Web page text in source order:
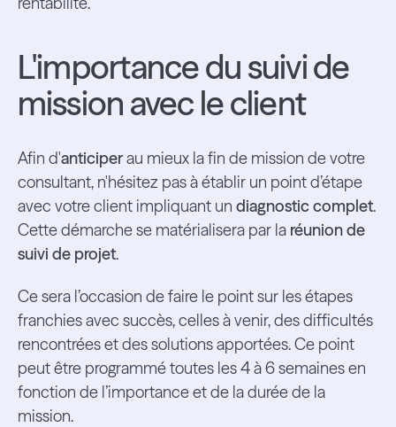
L'importance du suivi de
mission avec le client
Afin d'anticiperau mieux la fin de mission de votre
consultant, n'hésitez pas à établir un point d’étape
avec votre client impliquant un diagnostic complet.
Cette démarche se matérialisera par la réunion de
suivi de projet.
Ce sera l’occasion de faire le point sur les étapes
franchies avec succès, celles à venir, des difficultés
rencontrées et des solutions apportées. Ce point
peut être programmé toutes les 4 à 6 semaines en
fonction de l’importance et de la durée de la
mission.